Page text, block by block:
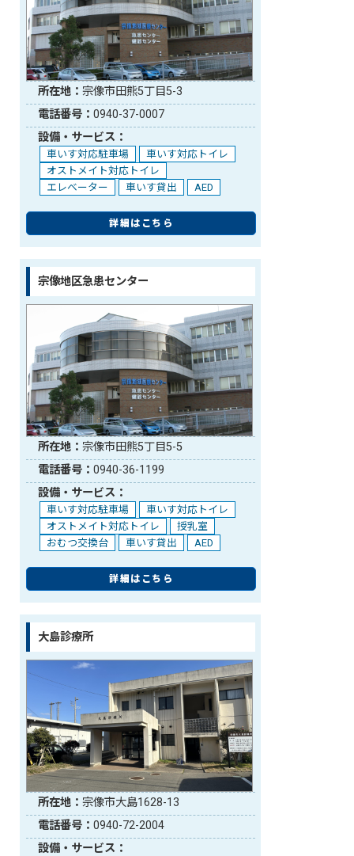
所在地：宗像市田熊5丁目5-3
電話番号：0940-37-0007
設備・サービス：
車いす対応駐車場
車いす対応トイレ
オストメイト対応トイレ
エレベーター
車いす貸出 AED
詳細はこちら
宗像地区急患センター
所在地：宗像市田熊5丁目5-5
電話番号：0940-36-1199
設備・サービス：
車いす対応駐車場
車いす対応トイレ
オストメイト対応トイレ
授乳室
おむつ交換台
車いす貸出 AED
詳細はこちら
大島診療所
所在地：宗像市大島1628-13
電話番号：0940-72-2004
設備・サービス：